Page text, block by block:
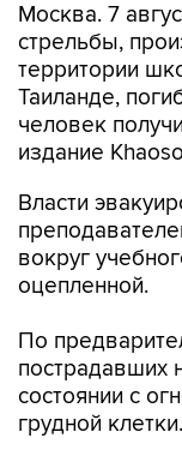
Москва. 7
стрельбы,
территории
Таиланде,
человек
издание
Власти
вокруг
оцепленной.
По
пострадавших
состоянии с
грудной клетки.